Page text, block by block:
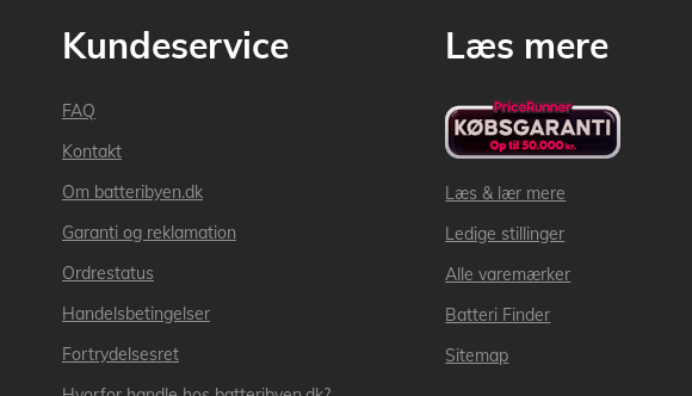
Kundeservice
FAQ
Kontakt
Om batteribyen.dk
Garanti og reklamation
Ordrestatus
Handelsbetingelser
Fortrydelsesret
Læs mere
Læs & lær mere
Ledige stillinger
Alle varemærker
Batteri Finder
Sitemap